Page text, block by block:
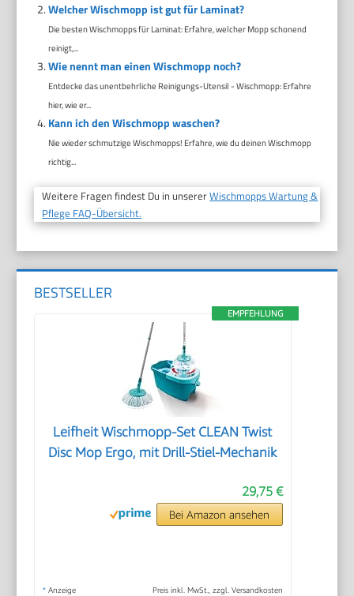
Welcher Wischmopp ist gut für Laminat?
Die besten Wischmopps für Laminat: Erfahre, welcher Mopp schonend
reinigt,...
Wie nennt man einen Wischmopp noch?
Entdecke das unentbehrliche Reinigungs-Utensil - Wischmopp: Erfahre
hier, wie er...
Kann ich den Wischmopp waschen?
Nie wieder schmutzige Wischmopps! Erfahre, wie du deinen Wischmopp
richtig...
Weitere Fragen findest Du in unsererWischmopps Wartung &
Pflege FAQ-Übersicht.
BESTSELLER
EMPFEHLUNG
Leifheit Wischmopp-Set CLEAN Twist
Disc Mop Ergo, mit Drill-Stiel-Mechanik
29,75 €
Bei Amazon ansehen
* Anzeige Preis inkl. MwSt., zzgl. Versandkosten